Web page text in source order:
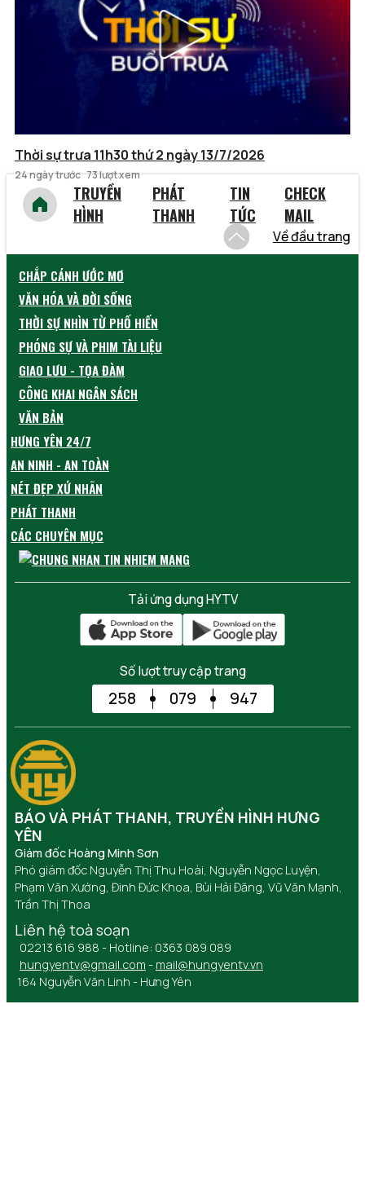
Thời sự trưa 11h30 thứ 2 ngày 13/7/2026
24 ngày trước 73 lượt xem
TRUYỀN
HÌNH
PHÁT
THANH
TIN
TỨC
CHECK
MAIL
Về đầu trang
CHẮP CÁNH ƯỚC MƠ
VĂN HÓA VÀ ĐỜI SỐNG
THỜI SỰ NHÌN TỪ PHỐ HIẾN
PHÓNG SỰ VÀ PHIM TÀI LIỆU
GIAO LƯU - TỌA ĐÀM
CÔNG KHAI NGÂN SÁCH
VĂN BẢN
HƯNG YÊN 24/7
AN NINH - AN TOÀN
NÉT ĐẸP XỨ NHÃN
PHÁT THANH
CÁC CHUYÊN MỤC
Tải ứng dụng HYTV
Số lượt truy cập trang
258 079 947
BÁO VÀ PHÁT THANH, TRUYỀN HÌNH HƯNG
YÊN
Giám đốc Hoàng Minh Sơn
Phó giám đốc Nguyễn Thị Thu Hoài, Nguyễn Ngọc Luyện,
Phạm Văn Xướng, Đinh Đức Khoa, Bùi Hải Đăng, Vũ Văn Mạnh,
Trần Thị Thoa
Liên hệ toà soạn
02213 616 988 - Hotline: 0363 089 089
hungyentv@gmail.com - mail@hungyentv.vn
164 Nguyễn Văn Linh - Hưng Yên